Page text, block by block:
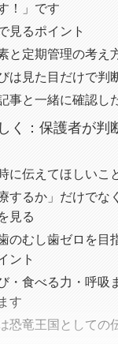
！」です
見るポイント
と定期管理の考え
は見た目だけで判
事と一緒に確認し
く：保護者が判
に伝えてほしいこ
療するか」だけでな
見る
のむし歯ゼロを目
ント
・食べる力・呼吸
す
恐竜王国としての